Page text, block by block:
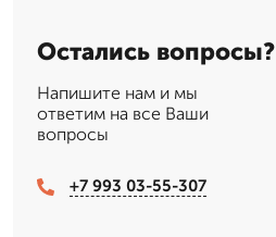
Остались вопросы?
Напишите нам и мы
ответим на все Ваши
вопросы
+7 993 03-55-307